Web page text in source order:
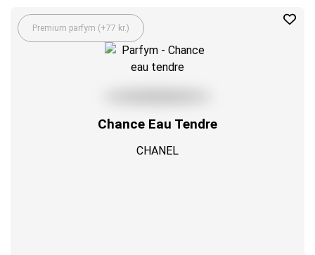
Premium parfym (+77 kr.)
Chance Eau Tendre
CHANEL